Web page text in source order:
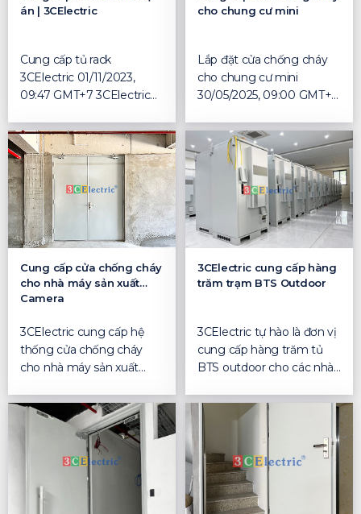
án | 3CElectric
Cung cấp tủ rack
3CElectric 01/11/2023,
09:47 GMT+7 3CElectric
án ...
cho chung cư mini
Lắp đặt cửa chống cháy
cho chung cư mini
30/05/2025, 09:00 GMT+7
c...
Cung cấp cửa chống cháy
cho nhà máy sản xuất
Camera
3CElectric cung cấp hệ
thống cửa chống cháy
cho nhà máy sản xuất
cấ...
3CElectric cung cấp hàng
trăm trạm BTS Outdoor
3CElectric tự hào là đơn vị
cung cấp hàng trăm tủ
BTS outdoor cho các nhà